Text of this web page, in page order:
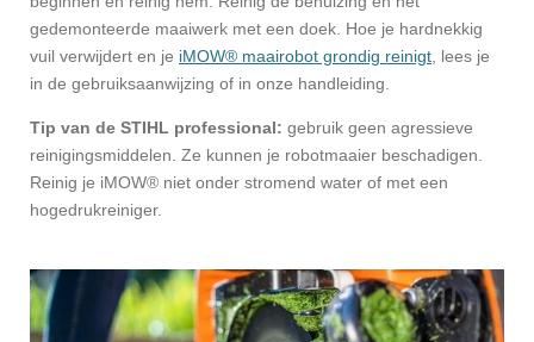
gedemonteerde maaiwerk met een doek. Hoe je hardnekkig
vuil verwijdert en je iMOW® maairobot grondig reinigt, lees je
in de gebruiksaanwijzing of in onze handleiding.
Tip van de STIHL professional: gebruik geen agressieve
reinigingsmiddelen. Ze kunnen je robotmaaier beschadigen.
Reinig je iMOW® niet onder stromend water of met een
hogedrukreiniger.